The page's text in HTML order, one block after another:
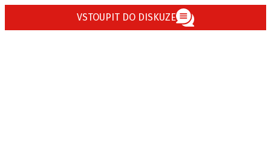
VSTOUPIT DO DISKUZE